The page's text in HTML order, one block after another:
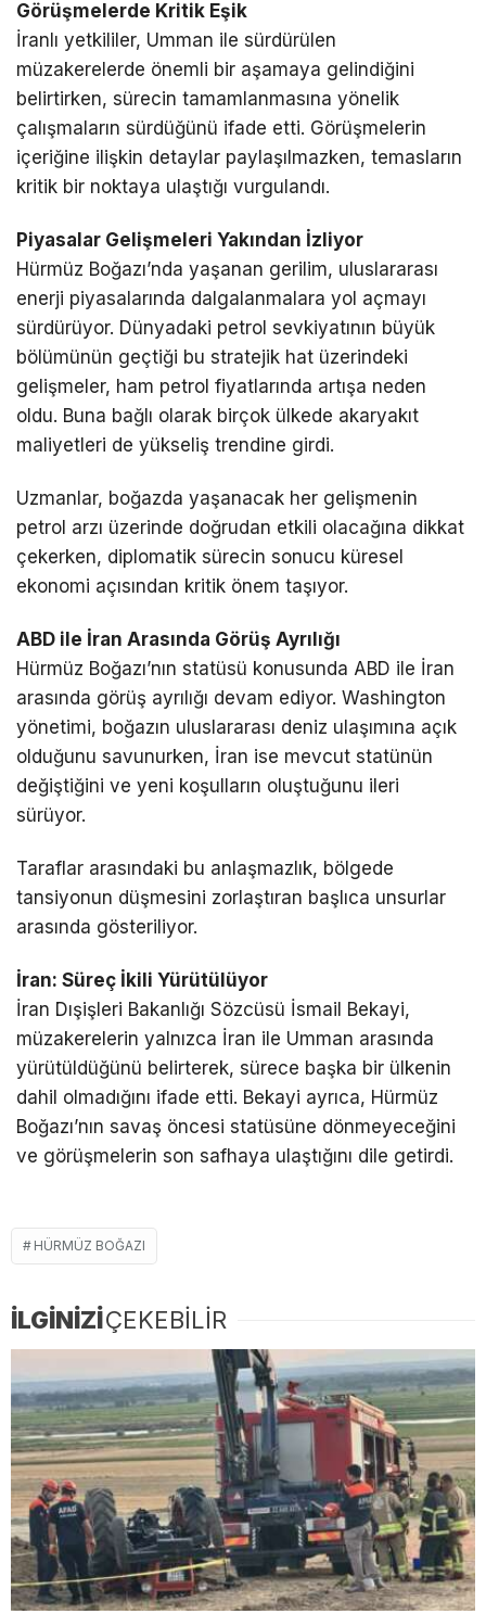
Görüşmelerde Kritik Eşik
İranlı yetkililer, Umman ile sürdürülen
müzakerelerde önemli bir aşamaya gelindiğini
belirtirken, sürecin tamamlanmasına yönelik
çalışmaların sürdüğünü ifade etti. Görüşmelerin
içeriğine ilişkin detaylar paylaşılmazken, temasların
kritik bir noktaya ulaştığı vurgulandı.
Piyasalar Gelişmeleri Yakından İzliyor
Hürmüz Boğazı’nda yaşanan gerilim, uluslararası
enerji piyasalarında dalgalanmalara yol açmayı
sürdürüyor. Dünyadaki petrol sevkiyatının büyük
bölümünün geçtiği bu stratejik hat üzerindeki
gelişmeler, ham petrol fiyatlarında artışa neden
oldu. Buna bağlı olarak birçok ülkede akaryakıt
maliyetleri de yükseliş trendine girdi.
Uzmanlar, boğazda yaşanacak her gelişmenin
petrol arzı üzerinde doğrudan etkili olacağına dikkat
çekerken, diplomatik sürecin sonucu küresel
ekonomi açısından kritik önem taşıyor.
ABD ile İran Arasında Görüş Ayrılığı
Hürmüz Boğazı’nın statüsü konusunda ABD ile İran
arasında görüş ayrılığı devam ediyor. Washington
yönetimi, boğazın uluslararası deniz ulaşımına açık
olduğunu savunurken, İran ise mevcut statünün
değiştiğini ve yeni koşulların oluştuğunu ileri
sürüyor.
Taraflar arasındaki bu anlaşmazlık, bölgede
tansiyonun düşmesini zorlaştıran başlıca unsurlar
arasında gösteriliyor.
İran: Süreç İkili Yürütülüyor
İran Dışişleri Bakanlığı Sözcüsü İsmail Bekayi,
müzakerelerin yalnızca İran ile Umman arasında
yürütüldüğünü belirterek, sürece başka bir ülkenin
dahil olmadığını ifade etti. Bekayi ayrıca, Hürmüz
Boğazı’nın savaş öncesi statüsüne dönmeyeceğini
ve görüşmelerin son safhaya ulaştığını dile getirdi.
HÜRMÜZ BOĞAZI
İLGİNİZİÇEKEBİLİR